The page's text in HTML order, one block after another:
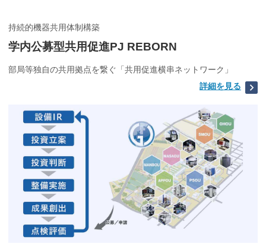
持続的機器共用体制構築
学内公募型共用促進PJ REBORN
部局等独自の共用拠点を繋ぐ「共用促進横串ネットワーク」
詳細を見る